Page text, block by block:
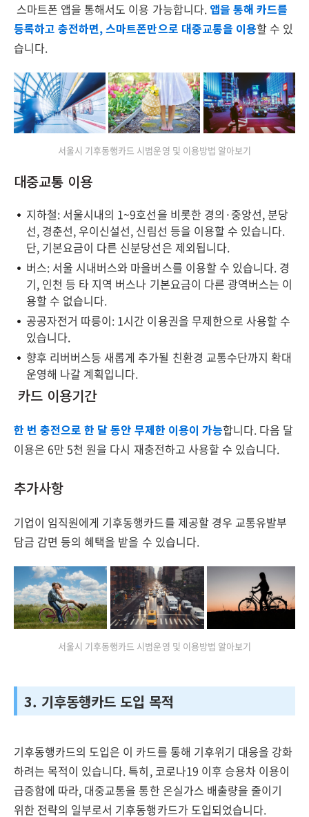
스마트폰 앱을 통해서도 이용 가능합니다. 앱을 통해 카드를
등록하고 충전하면, 스마트폰만으로 대중교통을 이용할 수 있
습니다.
서울시 기후동행카드 시범운영 및 이용방법 알아보기
대중교통 이용
지하철: 서울시내의 1~9호선을 비롯한 경의·중앙선, 분당
선, 경춘선, 우이신설선, 신림선 등을 이용할 수 있습니다.
단, 기본요금이 다른 신분당선은 제외됩니다.
버스: 서울 시내버스와 마을버스를 이용할 수 있습니다. 경
기, 인천 등 타 지역 버스나 기본요금이 다른 광역버스는 이
용할 수 없습니다.
공공자전거 따릉이: 1시간 이용권을 무제한으로 사용할 수
있습니다.
향후 리버버스등 새롭게 추가될 친환경 교통수단까지 확대
운영해 나갈 계획입니다.
카드 이용기간
한 번 충전으로 한 달 동안 무제한 이용이 가능합니다. 다음 달
이용은 6만 5천 원을 다시 재충전하고 사용할 수 있습니다.
추가사항
기업이 임직원에게 기후동행카드를 제공할 경우 교통유발부
담금 감면 등의 혜택을 받을 수 있습니다.
서울시 기후동행카드 시범운영 및 이용방법 알아보기
3. 기후동행카드 도입 목적
기후동행카드의 도입은 이 카드를 통해 기후위기 대응을 강화
하려는 목적이 있습니다. 특히, 코로나19 이후 승용차 이용이
급증함에 따라, 대중교통을 통한 온실가스 배출량을 줄이기
위한 전략의 일부로서 기후동행카드가 도입되었습니다.